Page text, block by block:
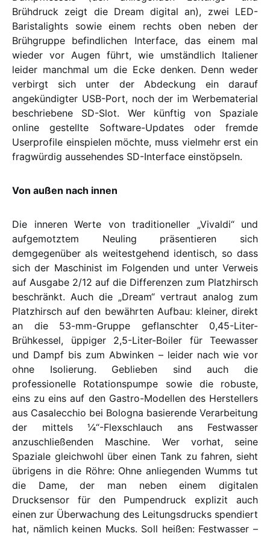
Brühdruck zeigt die Dream digital an), zwei LED-
Baristalights sowie einem rechts oben neben der
Brühgruppe befindlichen Interface, das einem mal
wieder vor Augen führt, wie umständlich Italiener
leider manchmal um die Ecke denken. Denn weder
verbirgt sich unter der Abdeckung ein darauf
angekündigter USB-Port, noch der im Werbematerial
beschriebene SD-Slot. Wer künftig von Spaziale
online gestellte Software-Updates oder fremde
Userprofile einspielen möchte, muss vielmehr erst ein
fragwürdig aussehendes SD-Interface einstöpseln.
Von außen nach innen
Die inneren Werte von traditioneller „Vivaldi“ und
aufgemotztem Neuling präsentieren sich
demgegenüber als weitestgehend identisch, so dass
sich der Maschinist im Folgenden und unter Verweis
auf Ausgabe 2/12 auf die Differenzen zum Platzhirsch
beschränkt. Auch die „Dream“ vertraut analog zum
Platzhirsch auf den bewährten Aufbau: kleiner, direkt
an die 53-mm-Gruppe geflanschter 0,45-Liter-
Brühkessel, üppiger 2,5-Liter-Boiler für Teewasser
und Dampf bis zum Abwinken – leider nach wie vor
ohne Isolierung. Geblieben sind auch die
professionelle Rotationspumpe sowie die robuste,
eins zu eins auf den Gastro-Modellen des Herstellers
aus Casalecchio bei Bologna basierende Verarbeitung
der mittels ¼“-Flexschlauch ans Festwasser
anzuschließenden Maschine. Wer vorhat, seine
Spaziale gleichwohl über einen Tank zu fahren, sieht
übrigens in die Röhre: Ohne anliegenden Wumms tut
die Dame, der man neben einem digitalen
Drucksensor für den Pumpendruck explizit auch
einen zur Überwachung des Leitungsdrucks spendiert
hat, nämlich keinen Mucks. Soll heißen: Festwasser –